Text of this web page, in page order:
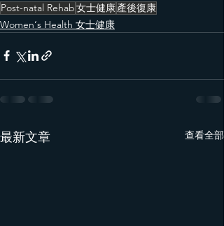
Post-natal Rehab女士健康產後復康
Women‘s Health 女士健康
最新文章 查看全部